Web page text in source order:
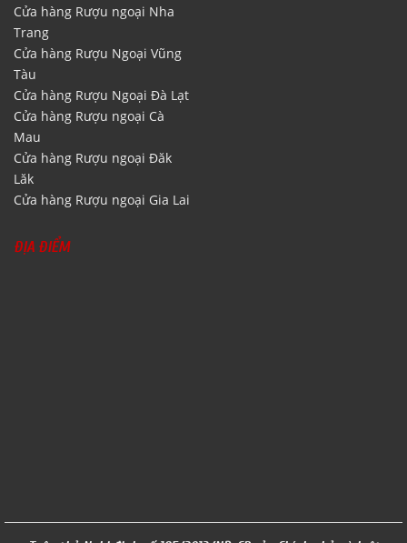
Cửa hàng Rượu ngoại Nha
Trang
Cửa hàng Rượu Ngoại Vũng
Tàu
Cửa hàng Rượu Ngoại Đà Lạt
Cửa hàng Rượu ngoại Cà
Mau
Cửa hàng Rượu ngoại Đăk
Lăk
Cửa hàng Rượu ngoại Gia Lai
ĐỊA ĐIỂM